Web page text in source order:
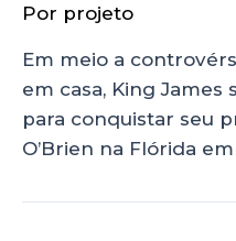
Por projeto
Em meio a
em casa, King James
para conquistar seu
O’Brien na Flórida em